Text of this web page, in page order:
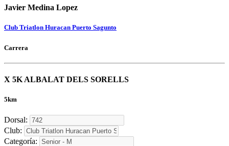
Javier Medina Lopez
Club Triatlon Huracan Puerto Sagunto
Carrera
X 5K ALBALAT DELS SORELLS
5km
Dorsal:
Club:
Categoría: